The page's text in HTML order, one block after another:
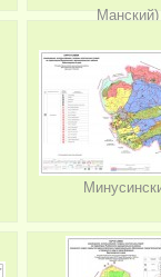
Манский)